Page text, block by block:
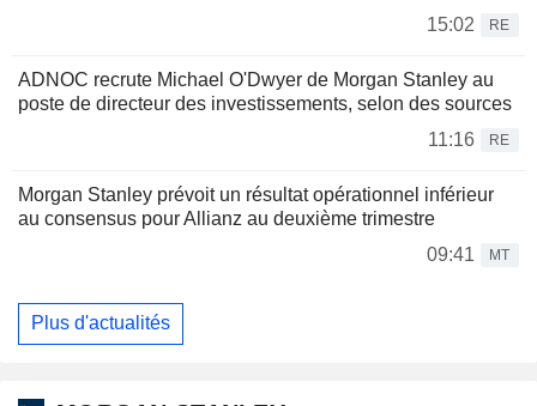
15:02
RE
ADNOC recrute Michael O'Dwyer de Morgan Stanley au
poste de directeur des investissements, selon des sources
11:16
RE
Morgan Stanley prévoit un résultat opérationnel inférieur
au consensus pour Allianz au deuxième trimestre
09:41
MT
Plus d'actualités